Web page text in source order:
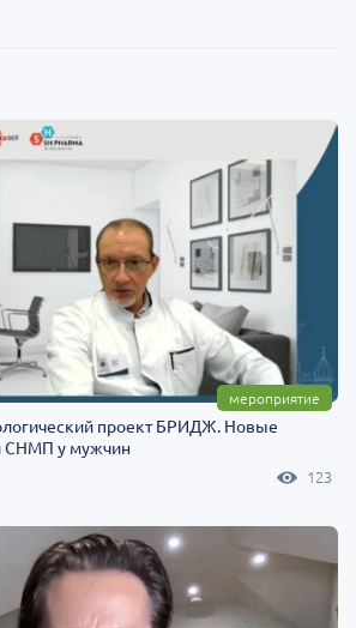
мероприятие
проект БРИДЖ. Новые
СНМП у мужчин
123